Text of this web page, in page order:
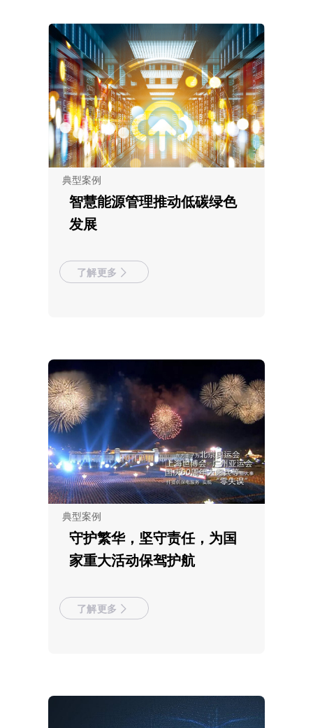
典型案例
智慧能源管理推动低碳绿色
发展
了解更多
典型案例
守护繁华，坚守责任，为国
家重大活动保驾护航
了解更多